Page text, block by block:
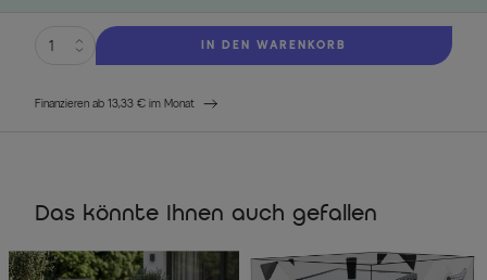
IN DEN WARENKORB
Finanzieren ab 13,33 € im Monat
Das könnte Ihnen auch gefallen